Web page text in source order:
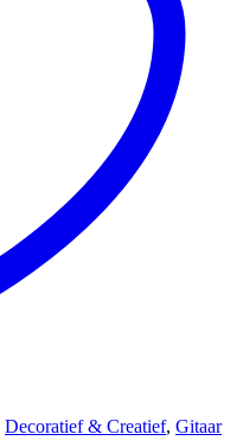
Decoratief & Creatief, Gitaar